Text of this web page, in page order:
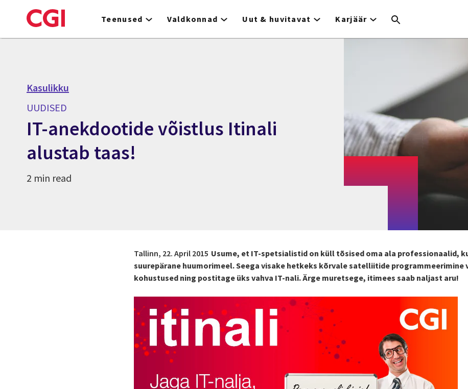
to
Teenused Valdkonnad Uut & huvitavat Karjäär
Kasulikku
UUDISED
IT-anekdootide võistlus Itinali
alustab taas!
2 min read
Tallinn, 22. April 2015 Usume, et IT-spetsialistid on küll tõsised oma ala professionaalid,
suurepärane huumorimeel. Seega visake hetkeks kõrvale satelliitide programmeerimine
kohustused ning postitage üks vahva IT-nali. Ärge muretsege, itimees saab naljast aru!